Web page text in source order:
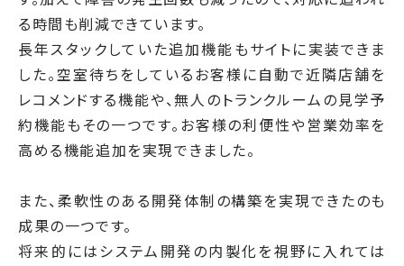
る時間も削減できています。
長年スタックしていた追加機能もサイトに実装できま
した。空室待ちをしているお客様に自動で近隣店舗を
レコメンドする機能や、無人のトランクルームの見学予
約機能もその一つです。お客様の利便性や営業効率を
高める機能追加を実現できました。
また、柔軟性のある開発体制の構築を実現できたのも
成果の一つです。
将来的にはシステム開発の内製化を視野に入れては